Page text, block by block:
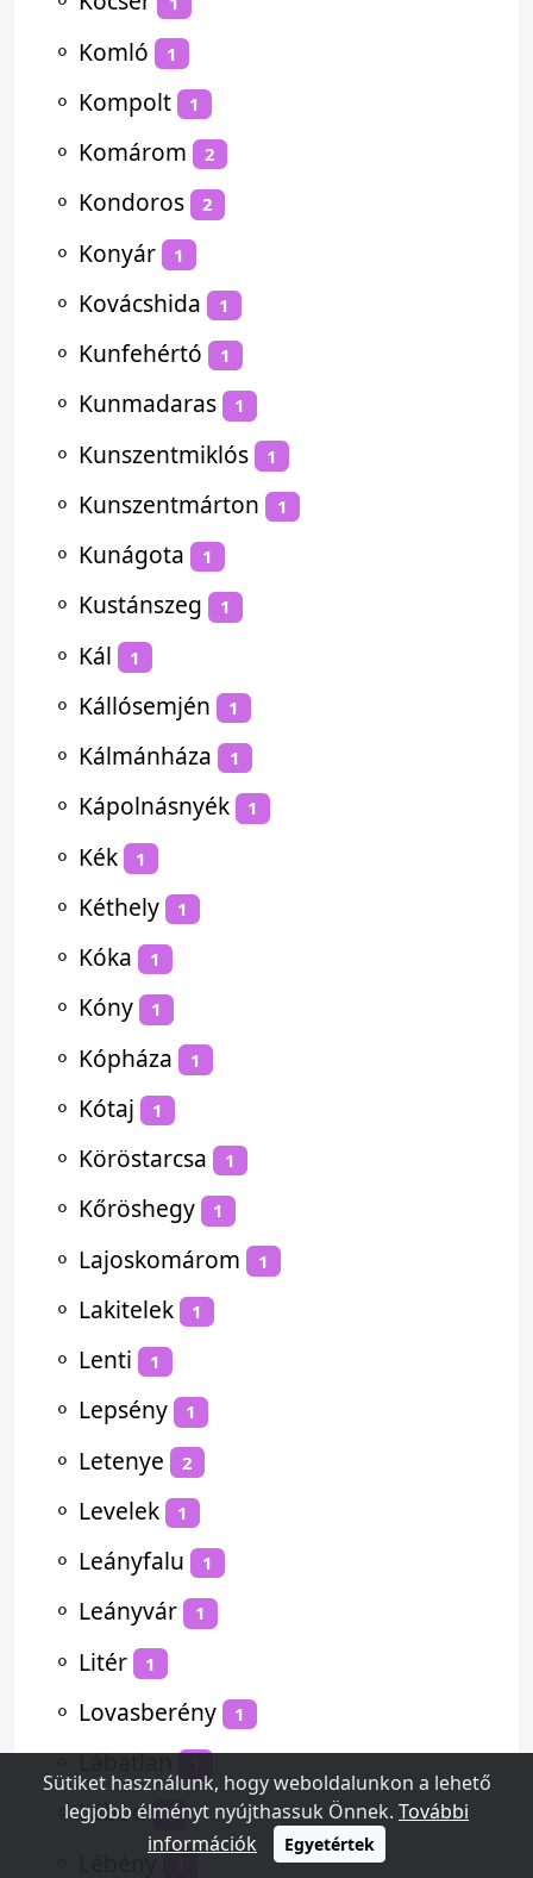
⚬ Komló 1
⚬ Kompolt 1
⚬ Komárom 2
⚬ Kondoros 2
⚬ Konyár 1
⚬ Kovácshida 1
⚬ Kunfehértó 1
⚬ Kunmadaras 1
⚬ Kunszentmiklós 1
⚬ Kunszentmárton 1
⚬ Kunágota 1
⚬ Kustánszeg 1
⚬ Kál 1
⚬ Kállósemjén 1
⚬ Kálmánháza 1
⚬ Kápolnásnyék 1
⚬ Kék 1
⚬ Kéthely 1
⚬ Kóka 1
⚬ Kóny 1
⚬ Kópháza 1
⚬ Kótaj 1
⚬ Köröstarcsa 1
⚬ Kőröshegy 1
⚬ Lajoskomárom 1
⚬ Lakitelek 1
⚬ Lenti 1
⚬ Lepsény 1
⚬ Letenye 2
⚬ Levelek 1
⚬ Leányfalu 1
⚬ Leányvár 1
⚬ Litér 1
⚬ Lovasberény 1
⚬Lábatlan
⚬Lábod 1
Lébény
Sütiket használunk, hogy weboldalunkon a lehető
legjobb élményt nyújthassuk Önnek. További
információk
Egyetértek